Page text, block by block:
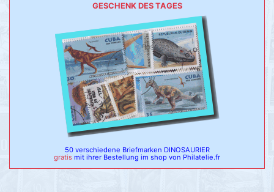
GESCHENK DES TAGES
50 verschiedene Briefmarken DINOSAURIER
gratis mit ihrer Bestellung im shop von Philatelie.fr